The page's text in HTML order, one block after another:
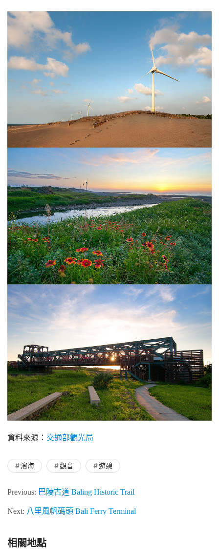
資料來源： 交通部觀光局
濱海 觀音 遊憩
Previous: 巴陵古道 Baling Historic Trail
Next: 八里風帆碼頭 Bali Ferry Terminal
相關地點